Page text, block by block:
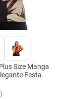
Size Manga
Festa